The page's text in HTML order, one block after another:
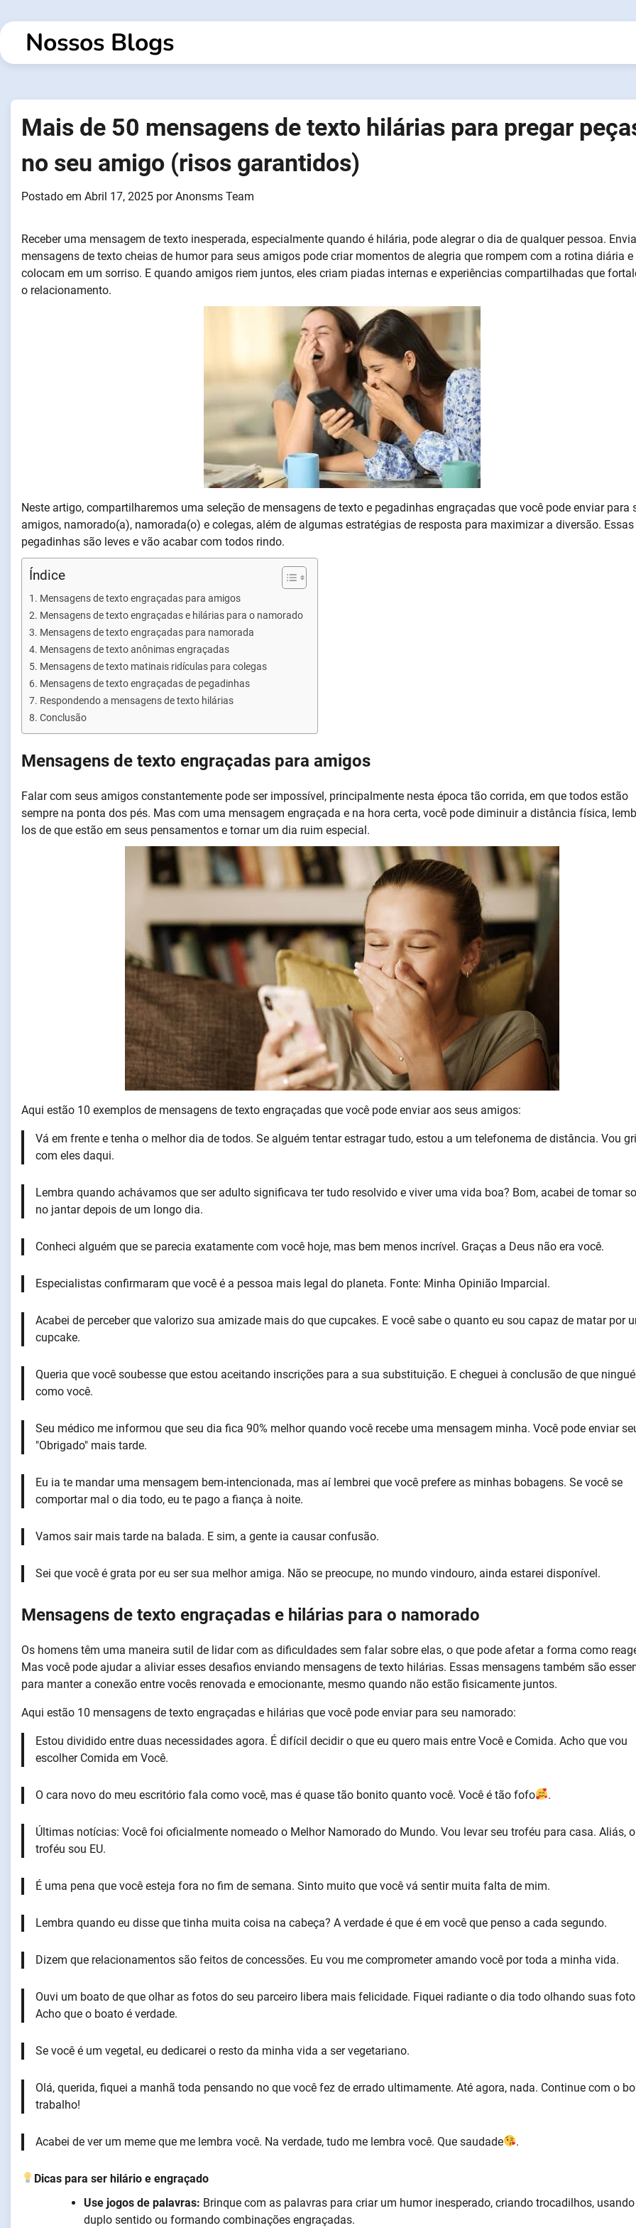
para
conteúdoNossos Blogs
Mais de 50 mensagens de texto hilárias para pregar
no seu amigo (risos garantidos)
Postado em Abril 17, 2025 porAnonsms Team
Receber uma mensagem de texto inesperada, especialmente quando é hilária, pode alegrar o dia de qualquer pessoa.
mensagens de texto cheias de humor para seus amigos pode criar momentos de alegria que rompem com a rotina diária e
colocam em um sorriso. E quando amigos riem juntos, eles criam piadas internas e experiências compartilhadas que
o relacionamento.
Neste artigo, compartilharemos uma seleção de mensagens de texto e pegadinhas engraçadas que você pode enviar para
amigos, namorado(a), namorada(o) e colegas, além de algumas estratégias de resposta para maximizar a diversão. Essas
pegadinhas são leves e vão acabar com todos rindo.
Índice
Mensagens de texto engraçadas para amigos
Mensagens de texto engraçadas e hilárias para o namorado
Mensagens de texto engraçadas para namorada
Mensagens de texto anônimas engraçadas
Mensagens de texto matinais ridículas para colegas
Mensagens de texto engraçadas de pegadinhas
Respondendo a mensagens de texto hilárias
Conclusão
Mensagens de texto engraçadas para amigos
Falar com seus amigos constantemente pode ser impossível, principalmente nesta época tão corrida, em que todos estão
sempre na ponta dos pés. Mas com uma mensagem engraçada e na hora certa, você pode diminuir a distância física,
los de que estão em seus pensamentos e tornar um dia ruim especial.
Aqui estão 10 exemplos de mensagens de texto engraçadas que você pode enviar aos seus amigos:
Vá em frente e tenha o melhor dia de todos. Se alguém tentar estragar tudo, estou a um telefonema de distância. Vou
com eles daqui.
Lembra quando achávamos que ser adulto significava ter tudo resolvido e viver uma vida boa? Bom, acabei de tomar
no jantar depois de um longo dia.
Conheci alguém que se parecia exatamente com você hoje, mas bem menos incrível. Graças a Deus não era você.
Especialistas confirmaram que você é a pessoa mais legal do planeta. Fonte: Minha Opinião Imparcial.
Acabei de perceber que valorizo sua amizade mais do que cupcakes. E você sabe o quanto eu sou capaz de matar por
cupcake.
Queria que você soubesse que estou aceitando inscrições para a sua substituição. E cheguei à conclusão de que
como você.
Seu médico me informou que seu dia fica 90% melhor quando você recebe uma mensagem minha. Você pode enviar
"Obrigado" mais tarde.
Eu ia te mandar uma mensagem bem-intencionada, mas aí lembrei que você prefere as minhas bobagens. Se você se
comportar mal o dia todo, eu te pago a fiança à noite.
Vamos sair mais tarde na balada. E sim, a gente ia causar confusão.
Sei que você é grata por eu ser sua melhor amiga. Não se preocupe, no mundo vindouro, ainda estarei disponível.
Mensagens de texto engraçadas e hilárias para o namorado
Os homens têm uma maneira sutil de lidar com as dificuldades sem falar sobre elas, o que pode afetar a forma como
Mas você pode ajudar a aliviar esses desafios enviando mensagens de texto hilárias. Essas mensagens também são
para manter a conexão entre vocês renovada e emocionante, mesmo quando não estão fisicamente juntos.
Aqui estão 10 mensagens de texto engraçadas e hilárias que você pode enviar para seu namorado:
Estou dividido entre duas necessidades agora. É difícil decidir o que eu quero mais entre Você e Comida. Acho que vou
escolher Comida em Você.
O cara novo do meu escritório fala como você, mas é quase tão bonito quanto você. Você é tão fofo .
Últimas notícias: Você foi oficialmente nomeado o Melhor Namorado do Mundo. Vou levar seu troféu para casa. Aliás, o
troféu sou EU.
É uma pena que você esteja fora no fim de semana. Sinto muito que você vá sentir muita falta de mim.
Lembra quando eu disse que tinha muita coisa na cabeça? A verdade é que é em você que penso a cada segundo.
Dizem que relacionamentos são feitos de concessões. Eu vou me comprometer amando você por toda a minha vida.
Ouvi um boato de que olhar as fotos do seu parceiro libera mais felicidade. Fiquei radiante o dia todo olhando suas
Acho que o boato é verdade.
Se você é um vegetal, eu dedicarei o resto da minha vida a ser vegetariano.
Olá, querida, fiquei a manhã toda pensando no que você fez de errado ultimamente. Até agora, nada. Continue com o
trabalho!
Acabei de ver um meme que me lembra você. Na verdade, tudo me lembra você. Que saudade .
Dicas para ser hilário e engraçado
Use jogos de palavras: Brinque com as palavras para criar um humor inesperado, criando trocadilhos, usando
duplo sentido ou formando combinações engraçadas.